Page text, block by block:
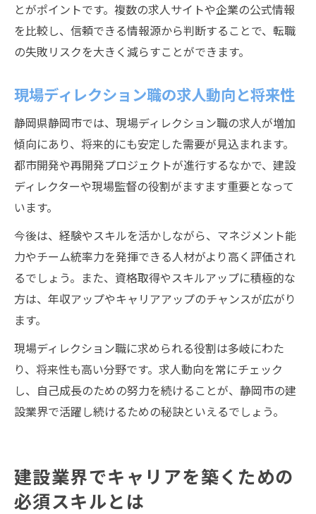
とがポイントです。複数の求人サイトや企業の公式情報
を比較し、信頼できる情報源から判断することで、転職
の失敗リスクを大きく減らすことができます。
現場ディレクション職の求人動向と将来性
静岡県静岡市では、現場ディレクション職の求人が増加
傾向にあり、将来的にも安定した需要が見込まれます。
都市開発や再開発プロジェクトが進行するなかで、建設
ディレクターや現場監督の役割がますます重要となって
います。
今後は、経験やスキルを活かしながら、マネジメント能
力やチーム統率力を発揮できる人材がより高く評価され
るでしょう。また、資格取得やスキルアップに積極的な
方は、年収アップやキャリアアップのチャンスが広がり
ます。
現場ディレクション職に求められる役割は多岐にわた
り、将来性も高い分野です。求人動向を常にチェック
し、自己成長のための努力を続けることが、静岡市の建
設業界で活躍し続けるための秘訣といえるでしょう。
建設業界でキャリアを築くための
必須スキルとは